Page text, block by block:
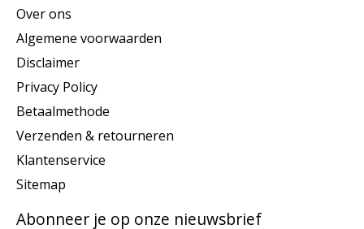
Over ons
Algemene voorwaarden
Disclaimer
Privacy Policy
Betaalmethode
Verzenden & retourneren
Klantenservice
Sitemap
Abonneer je op onze nieuwsbrief